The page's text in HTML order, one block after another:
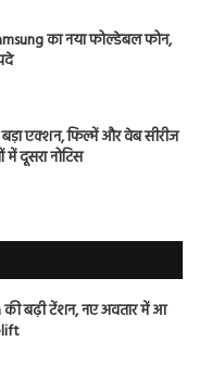
का नया फोल्डेबल फोन,
एक्शन, फिल्में और वेब सीरीज
में दूसरा नोटिस
बढ़ी टेंशन, नए अवतार में आ